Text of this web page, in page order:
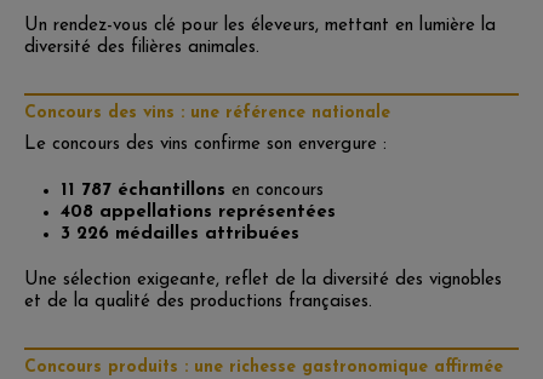
Un rendez-vous clé pour les éleveurs, mettant en lumière la
diversité des filières animales.
Concours des vins : une référence nationale
Le concours des vins confirme son envergure :
11 787 échantillons en concours
408 appellations représentées
3 226 médailles attribuées
Une sélection exigeante, reflet de la diversité des vignobles
et de la qualité des productions françaises.
Concours produits : une richesse gastronomique affirmée